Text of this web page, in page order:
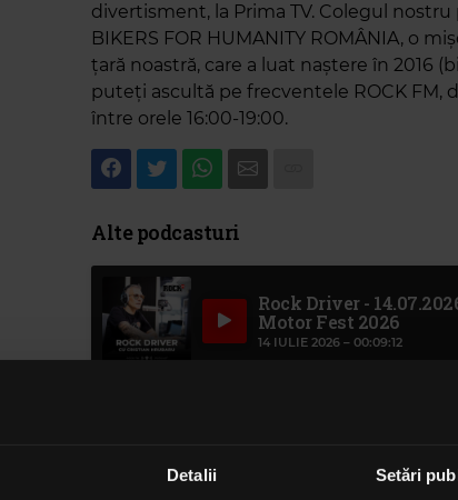
Detalii Setări
divertisment, la Prima TV. Colegul
BIKERS FOR HUMANITY ROMÂNIA, o
țară noastră, care a luat naștere în 2016
puteți ascultă pe frecventele ROCK FM,
între orele 16:00-19:00.
Alte podcasturi
Rock Driver -
Motor Fest 2026
14 IULIE 2026 – 00:09:12
Rock Driver -